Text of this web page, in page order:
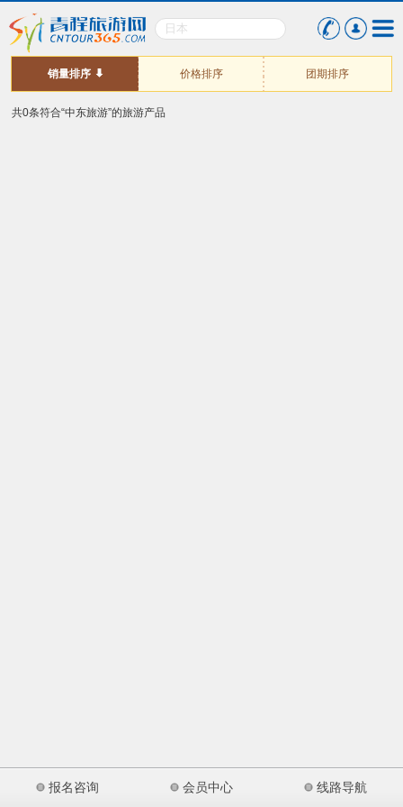
销量排序 价格排序 团期排序
共0条符合“中东旅游”的旅游产品
报名咨询 会员中心 线路导航